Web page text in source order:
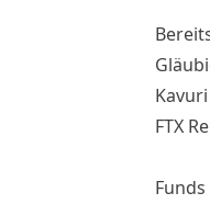
FTX